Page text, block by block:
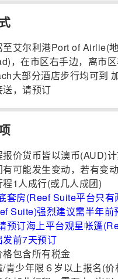
至艾尔利港Port of Airlie(
，在市区右手边，离市
大部分酒店步行均可到
送，请预订
报价货币皆以澳币(AUD)
有可能发生变动，若有变
程1人成行(或几人成团)
套房(Reef Suite平台只有
Suite)强烈建议需半年前
预订海上平台观星帐篷
发前7天预订
格包含所有税金
/青少年限６岁以上报名(价